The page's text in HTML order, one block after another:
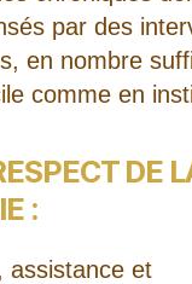
par des
en nombre
comme en
DE
:
assistance et